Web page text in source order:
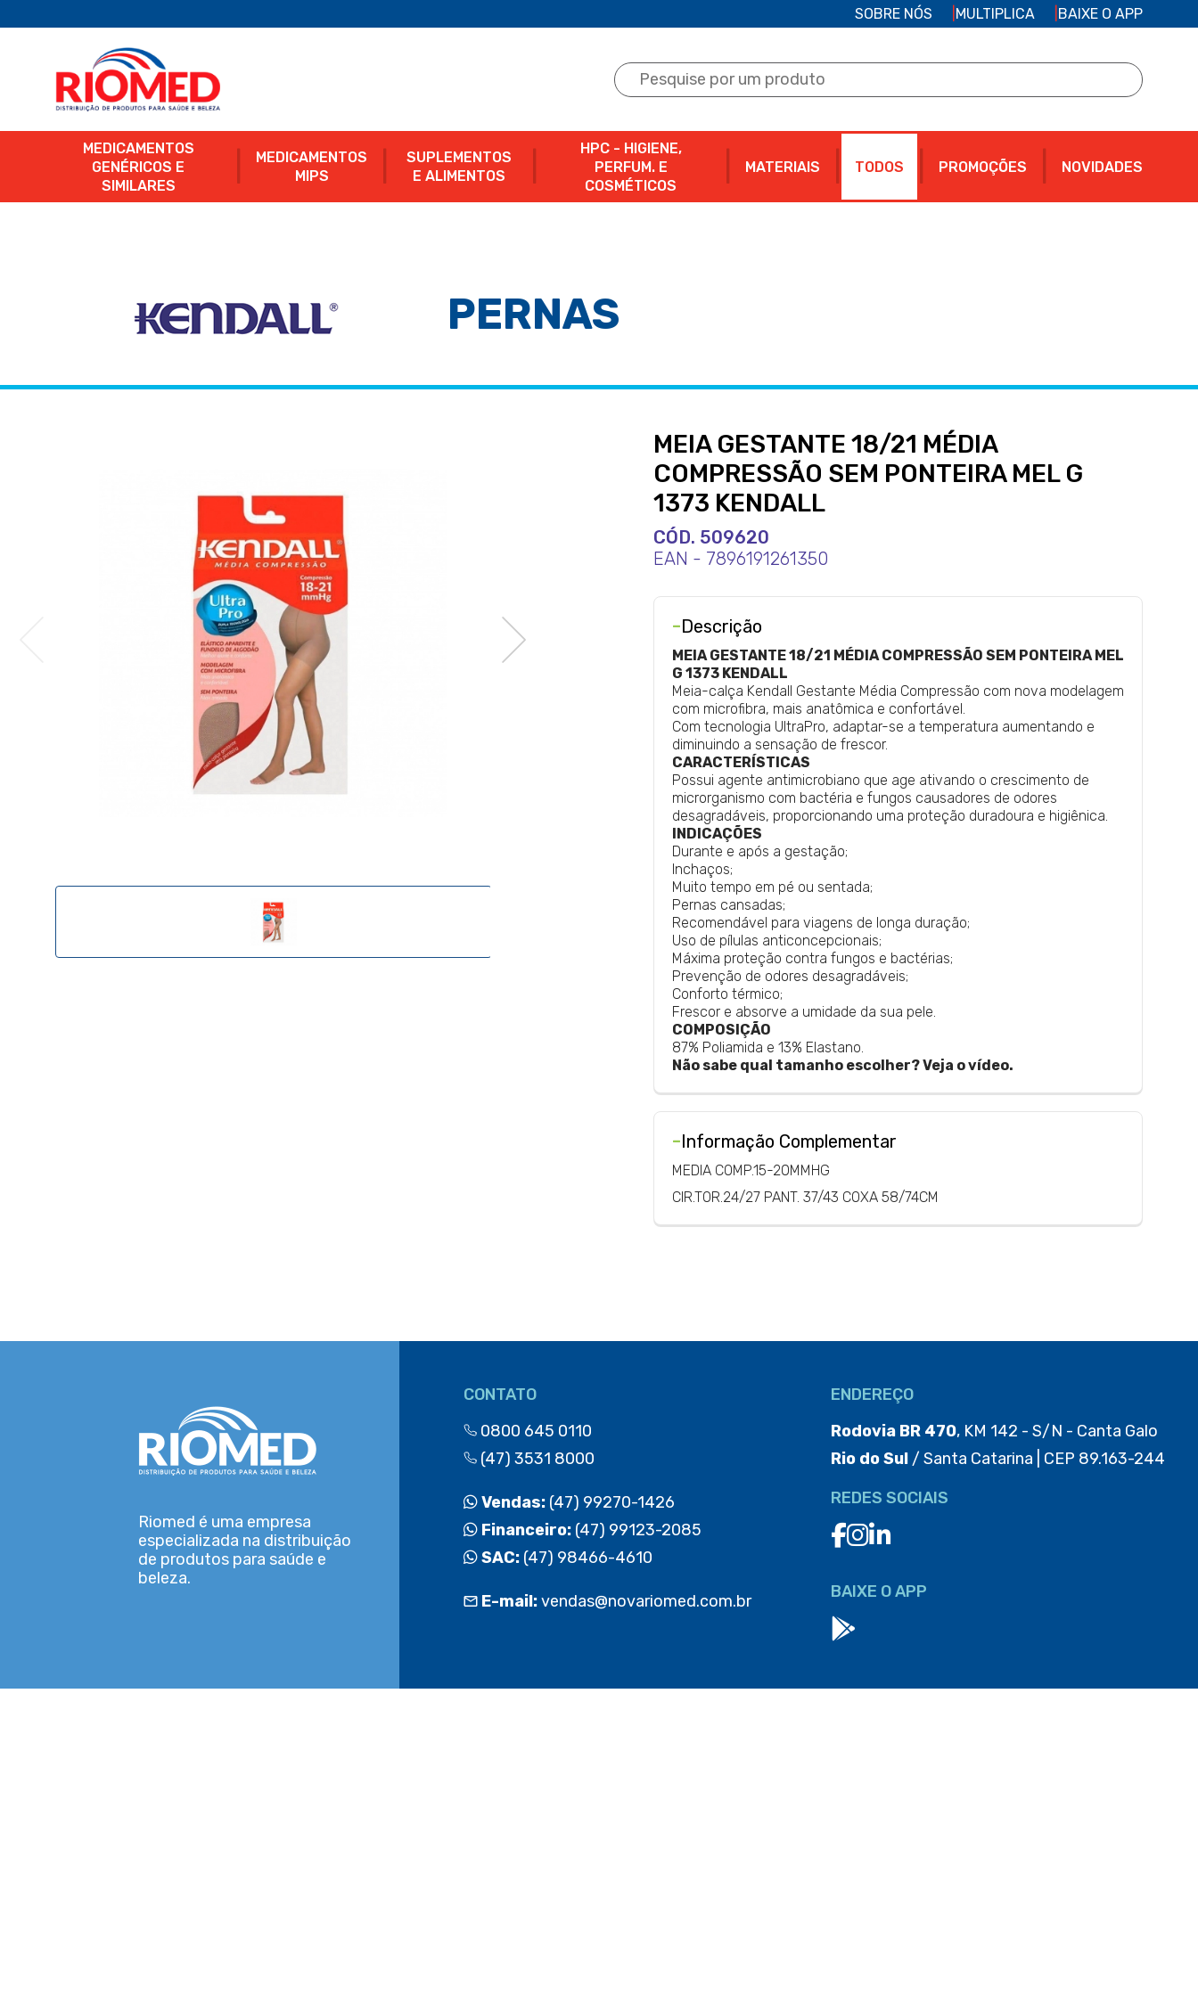
SOBRE NÓS MULTIPLICA BAIXE O APP
MEDICAMENTOS
GENÉRICOS E
SIMILARES
MEDICAMENTOS
MIPS
SUPLEMENTOS
E ALIMENTOS
HPC - HIGIENE,
PERFUM. E
COSMÉTICOS
MATERIAIS TODOS PROMOÇÕES NOVIDADES
PERNAS
MEIA GESTANTE 18/21 MÉDIA
COMPRESSÃO SEM PONTEIRA MEL G
1373 KENDALL
CÓD. 509620
EAN - 7896191261350
-Descrição
MEIA GESTANTE 18/21 MÉDIA COMPRESSÃO SEM PONTEIRA MEL
G 1373 KENDALL
Meia-calça Kendall Gestante Média Compressão com nova modelagem
com microfibra, mais anatômica e confortável.
Com tecnologia UltraPro, adaptar-se a temperatura aumentando e
diminuindo a sensação de frescor.
CARACTERÍSTICAS
Possui agente antimicrobiano que age ativando o crescimento de
microrganismo com bactéria e fungos causadores de odores
desagradáveis, proporcionando uma proteção duradoura e higiênica.
INDICAÇÕES
Durante e após a gestação;
Inchaços;
Muito tempo em pé ou sentada;
Pernas cansadas;
Recomendável para viagens de longa duração;
Uso de pílulas anticoncepcionais;
Máxima proteção contra fungos e bactérias;
Prevenção de odores desagradáveis;
Conforto térmico;
Frescor e absorve a umidade da sua pele.
COMPOSIÇÃO
87% Poliamida e 13% Elastano.
Não sabe qual tamanho escolher? Veja o vídeo.
-Informação Complementar
MEDIA COMP.15-20MMHG
CIR.TOR.24/27 PANT. 37/43 COXA 58/74CM
Riomed é uma empresa
especializada na distribuição
de produtos para saúde e
beleza.
CONTATO
0800 645 0110
(47) 3531 8000
Vendas: (47) 99270-1426
Financeiro: (47) 99123-2085
SAC: (47) 98466-4610
E-mail:vendas@novariomed.com.br
ENDEREÇO
Rodovia BR 470, KM 142 - S/N - Canta Galo
Rio do Sul/ Santa Catarina | CEP 89.163-244
REDES SOCIAIS
BAIXE O APP